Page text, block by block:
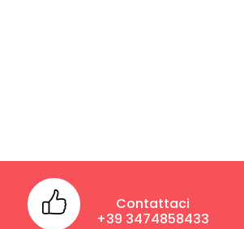
Contattaci
+39 3474858433